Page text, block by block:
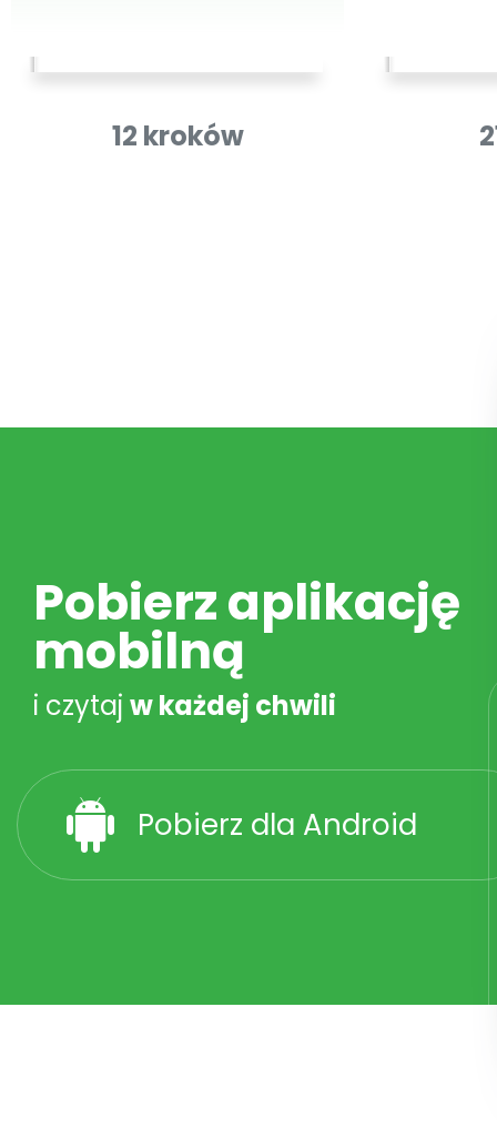
12 kroków
Pobierz aplikację
mobilną
i czytaj w każdej chwili
Pobierz dla Android